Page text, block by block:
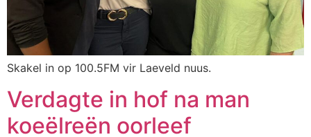
Skakel in op 100.5FM vir Laeveld nuus.
Verdagte in hof na man
koeëlreën oorleef